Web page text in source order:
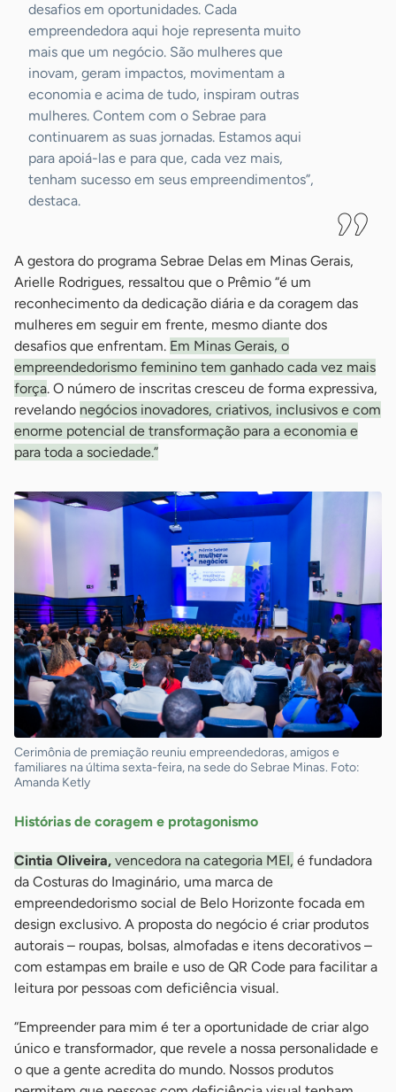
desafios em oportunidades. Cada
empreendedora aqui hoje representa muito
mais que um negócio. São mulheres que
inovam, geram impactos, movimentam a
economia e acima de tudo, inspiram outras
mulheres. Contem com o Sebrae para
continuarem as suas jornadas. Estamos aqui
para apoiá-las e para que, cada vez mais,
tenham sucesso em seus empreendimentos”,
destaca.
A gestora do programa Sebrae Delas em Minas Gerais,
Arielle Rodrigues, ressaltou que o Prêmio “é um
reconhecimento da dedicação diária e da coragem das
mulheres em seguir em frente, mesmo diante dos
desafios que enfrentam. Em Minas Gerais, o
empreendedorismo feminino tem ganhado cada vez mais
força. O número de inscritas cresceu de forma expressiva,
revelando negócios inovadores, criativos, inclusivos e com
enorme potencial de transformação para a economia e
para toda a sociedade.”
Cerimônia de premiação reuniu empreendedoras, amigos e
familiares na última sexta-feira, na sede do Sebrae Minas. Foto:
Amanda Ketly
Histórias de coragem e protagonismo
Cintia Oliveira, vencedora na categoria MEI, é fundadora
da Costuras do Imaginário, uma marca de
empreendedorismo social de Belo Horizonte focada em
design exclusivo. A proposta do negócio é criar produtos
autorais – roupas, bolsas, almofadas e itens decorativos –
com estampas em braile e uso de QR Code para facilitar a
leitura por pessoas com deficiência visual.
“Empreender para mim é ter a oportunidade de criar algo
único e transformador, que revele a nossa personalidade e
o que a gente acredita do mundo. Nossos produtos